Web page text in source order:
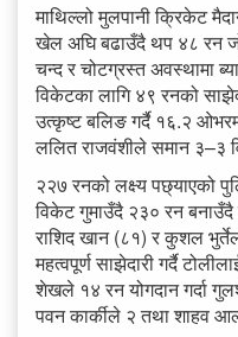
माथिल्लो मुलपानी क्रिकेट
खेल अघि बढाउँदै थप ४८ रन
चन्द र चोटग्रस्त अवस्थामा
विकेटका लागि ४९ रनको
उत्कृष्ट बलिङ गर्दै १६.२
ललित राजवंशीले समान ३–३
२२७ रनको लक्ष्य पछ्याएको
विकेट गुमाउँदै २३० रन बनाउँदै
राशिद खान (८१) र कुशल
महत्वपूर्ण साझेदारी गर्दै
शेखले १४ रन योगदान गर्दा
पवन कार्कीले २ तथा शाहव